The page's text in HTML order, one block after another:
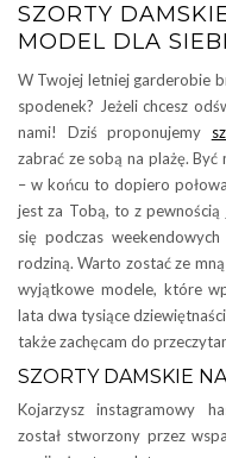
SZORTY
MODEL DLA
W Twojej letniej garderobie
spodenek? Jeżeli chcesz
nami! Dziś proponujemy
zabrać ze sobą na plażę.
– w końcu to dopiero
jest za Tobą, to z pewnością
się podczas
rodziną. Warto zostać ze
wyjątkowe modele, które
lata dwa tysiące
także zachęcam do
SZORTY DAMSKIE
Kojarzysz instagramowy
został stworzony przez